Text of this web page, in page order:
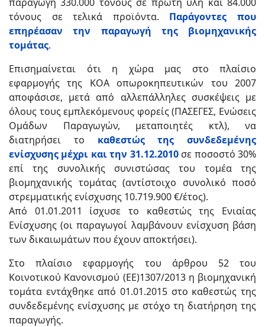
τόνους σε τελικά προϊόντα. Παράγοντες που
επηρέασαν την παραγωγή της βιομηχανικής
τομάτας.
Επισημαίνεται ότι η χώρα μας στο πλαίσιο
εφαρμογής της ΚΟΑ οπωροκηπευτικών του 2007
αποφάσισε, μετά από αλλεπάλληλες συσκέψεις με
όλους τους εμπλεκόμενους φορείς (ΠΑΣΕΓΕΣ, Ενώσεις
Ομάδων Παραγωγών, μεταποιητές κτλ), να
διατηρήσει το καθεστώς της συνδεδεμένης
ενίσχυσης μέχρι και την 31.12.2010σε ποσοστό 30%
επί της συνολικής συνιστώσας του τομέα της
βιομηχανικής τομάτας (αντίστοιχο συνολικό ποσό
στρεμματικής ενίσχυσης 10.719.900 €/έτος).
Από 01.01.2011 ίσχυσε το καθεστώς της Ενιαίας
Ενίσχυσης (οι παραγωγοί λαμβάνουν ενίσχυση βάση
των δικαιωμάτων που έχουν αποκτήσει).
Στο πλαίσιο εφαρμογής του άρθρου 52 του
Κοινοτικού Κανονισμού (ΕΕ)1307/2013 η βιομηχανική
τομάτα εντάχθηκε από 01.01.2015 στο καθεστώς της
συνδεδεμένης ενίσχυσης με στόχο τη διατήρηση της
παραγωγής.